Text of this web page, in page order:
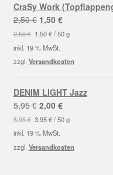
CraSy Work
2,50€ Ursprünglicher
Preis
war:
2,50 €
1,50 €Aktueller
Preis
1,50 €.
2,50€ 1,50€/50 g
inkl. 19 % MwSt.
zzgl. Versandkosten
DENIM LIGHT Jazz
5,95€ Ursprünglicher
Preis
war:
5,95 €
2,00 €Aktueller
Preis
2,00 €.
5,95€ 3,95€/50 g
inkl. 19 % MwSt.
zzgl. Versandkosten